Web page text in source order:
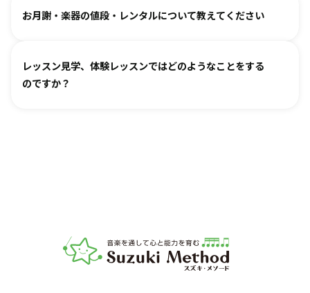
オンラインレッスン対応が可能な教室もございます。
どうぞお連れください。まずはレッスン見学にお越しいただ
お月謝・楽器の値段・レンタルについて教えてください
お月謝は教室により異なります。 教室情報ページ をご参照く
ださい。
レッスン見学、体験レッスンではどのようなことをする
のですか？
音楽教室スズキ・メソード | 公益社団法人才能教育研究